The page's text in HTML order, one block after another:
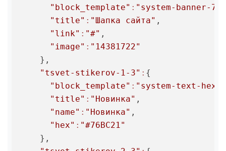
"block_template" : "system-banner-7"
"title" : "Шапка сайта" ,
"link" : "#" ,
"image" : "14381722"
    },
"tsvet-stikerov-1-3" : {
"block_template" : "system-text-hex-
"title" : "Новинка" ,
"name" : "Новинка" ,
"hex" : "#76BC21"
    },